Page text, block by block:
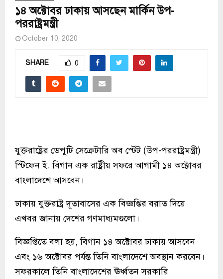
১৪ অক্টোবর ঢাকায় আসছেন মার্কিন উপ-
পররাষ্ট্রমন্ত্রী
October 10, 2020
SHARE 0
যুক্তরাষ্ট্রের ডেপুটি সেক্রেটারি অব স্টেট (উপ-পররাষ্ট্রমন্ত্রী)
স্টিফেন ই. বিগান এক রাষ্ট্রীয় সফরে আগামী ১৪ অক্টোবর
বাংলাদেশে আসবেন।
ঢাকায় যুক্তরাষ্ট্র দূতাবাসের এক বিজ্ঞপ্তির বরাত দিয়ে
এখবর জানায় দেশের গণমাধ্যমগুলো।
বিজ্ঞপ্তিতে বলা হয়, বিগান ১৪ অক্টোবর ঢাকায় আসবেন
এবং ১৬ অক্টোবর পর্যন্ত তিনি বাংলাদেশে অবস্থান করবেন।
সফরকালে তিনি বাংলাদেশের ঊর্ধ্বতন সরকারি